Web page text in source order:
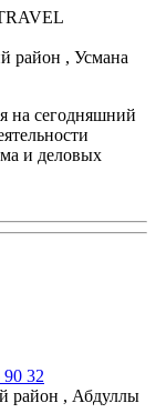
район , Усмана
на сегодняшний
и деловых
32
район , Абдуллы